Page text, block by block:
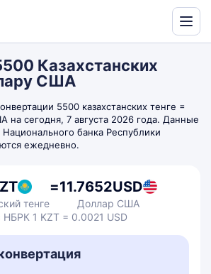
by
Translate
Казахстанских
США
5500 казахстанских тенге =
на сегодня, 7 августа 2026 года. Данные
банка Республики
ежедневно.
тенге
=11.7652USD
Доллар США
НБРК 1 KZT = 0.0021 USD